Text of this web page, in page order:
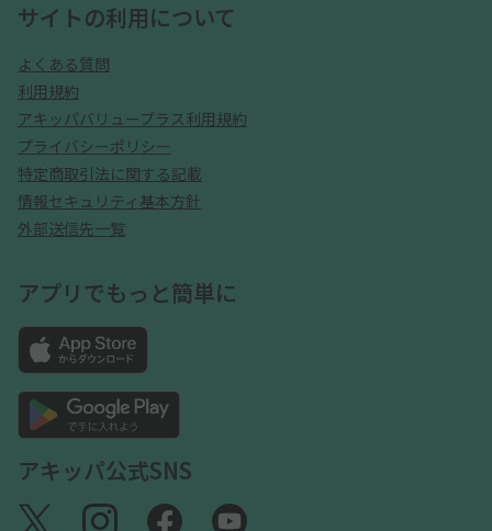
サイトの利用について
よくある質問
利用規約
アキッパバリュープラス利用規約
プライバシーポリシー
特定商取引法に関する記載
情報セキュリティ基本方針
外部送信先一覧
アプリでもっと簡単に
アキッパ公式SNS